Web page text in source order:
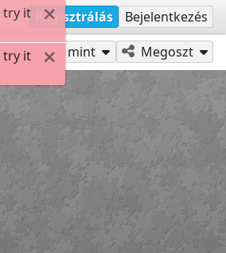
Regisztrálás Bejelentkezés
Játszd mint Megoszt
try it
try it